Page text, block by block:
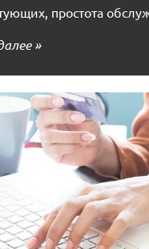
простота